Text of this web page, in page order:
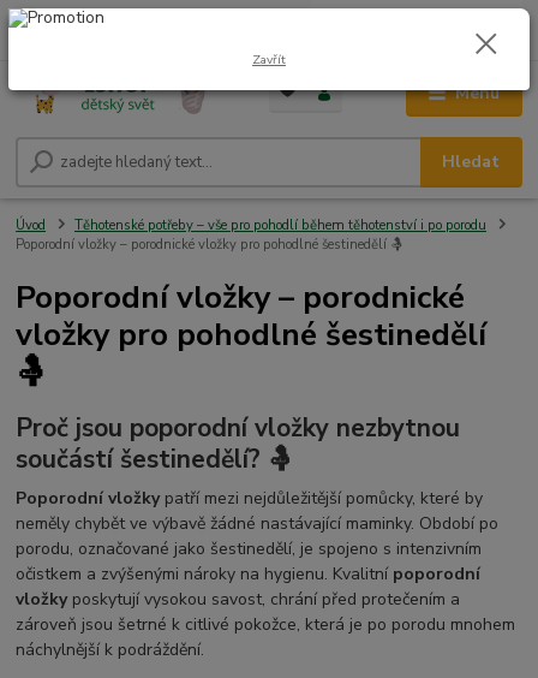
Menu
Hledat
+420 604 278 943 0,00 Kč
Úvod
Těhotenské potřeby – vše pro pohodlí během těhotenství i po porodu
Poporodní vložky – porodnické vložky pro pohodlné šestinedělí 🤱
Poporodní vložky – porodnické
vložky pro pohodlné šestinedělí
🤱
Proč jsou poporodní vložky nezbytnou
součástí šestinedělí? 🤱
Poporodní vložkypatří mezi nejdůležitější pomůcky, které by
neměly chybět ve výbavě žádné nastávající maminky. Období po
porodu, označované jako šestinedělí, je spojeno s intenzivním
očistkem a zvýšenými nároky na hygienu. Kvalitní poporodní
vložkyposkytují vysokou savost, chrání před protečením a
zároveň jsou šetrné k citlivé pokožce, která je po porodu mnohem
náchylnější k podráždění.
Zavřít